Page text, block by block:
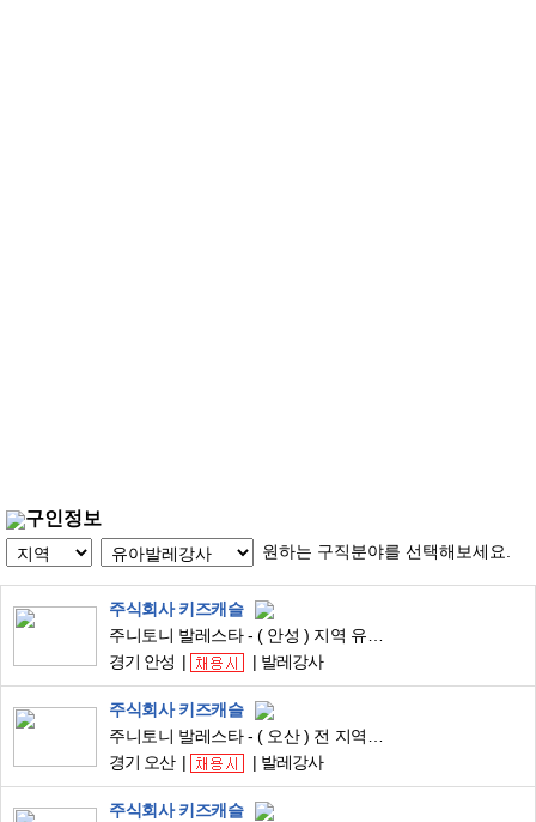
구인정보
원하는 구직분야를 선택해보세요.
주식회사 키즈캐슬
경기 안성
발레강사
주식회사 키즈캐슬
경기 오산
발레강사
주식회사 키즈캐슬